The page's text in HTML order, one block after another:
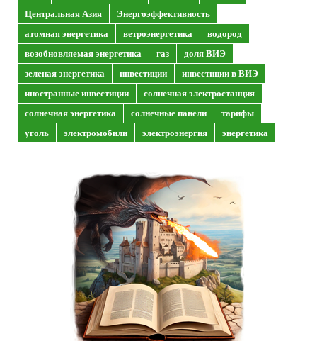
Центральная Азия
Энергоэффективность
атомная энергетика
ветроэнергетика
водород
возобновляемая энергетика
газ
доля ВИЭ
зеленая энергетика
инвестиции
инвестиции в ВИЭ
иностранные инвестиции
солнечная электростанция
солнечная энергетика
солнечные панели
тарифы
уголь
электромобили электроэнергия энергетика